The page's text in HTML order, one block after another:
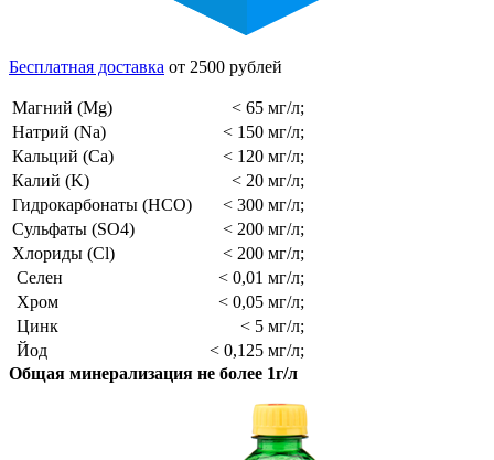
Бесплатная доставка от 2500 рублей
Магний (Mg)
< 65 мг/л;
Натрий (Na)
< 150 мг/л;
Кальций (Ca)
< 120 мг/л;
Калий (K)
< 20 мг/л;
Гидрокарбонаты (HCO)
< 300 мг/л;
Сульфаты (SO4)
< 200 мг/л;
Хлориды (Cl)
< 200 мг/л;
Селен
< 0,01 мг/л;
Хром
< 0,05 мг/л;
Цинк
< 5 мг/л;
Йод
< 0,125 мг/л;
Общая минерализация не более 1г/л